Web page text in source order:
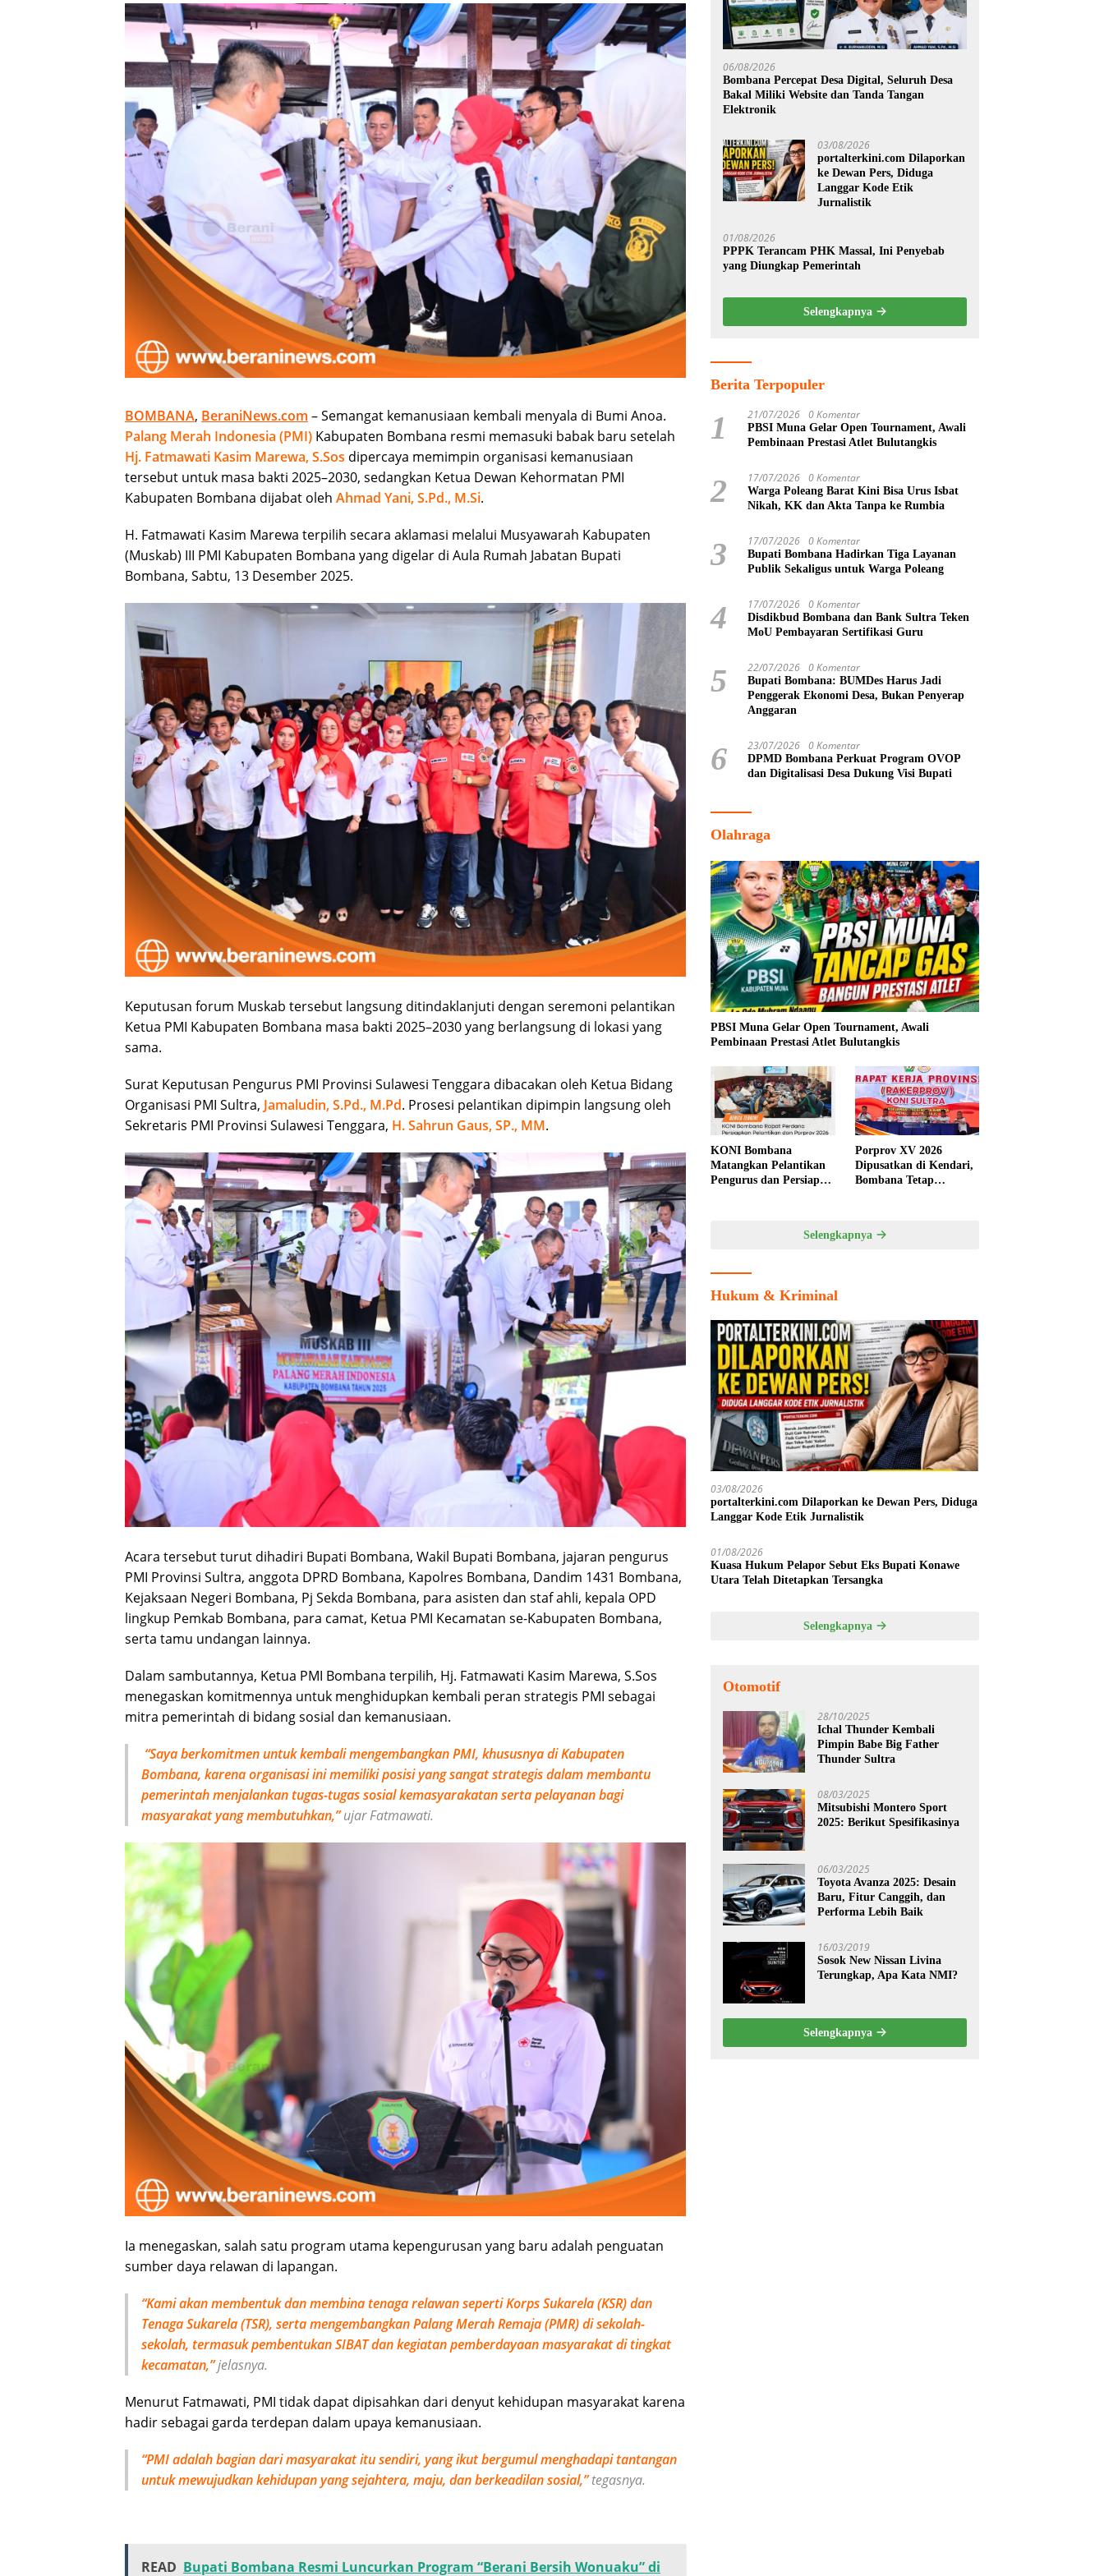
BOMBANA, BeraniNews.com – Semangat kemanusiaan kembali menyala di Bumi Anoa.
Palang Merah Indonesia (PMI) Kabupaten Bombana resmi memasuki babak baru setelah
Hj. Fatmawati Kasim Marewa, S.Sos dipercaya memimpin organisasi kemanusiaan
tersebut untuk masa bakti 2025–2030, sedangkan Ketua Dewan Kehormatan PMI
Kabupaten Bombana dijabat oleh Ahmad Yani, S.Pd., M.Si.
H. Fatmawati Kasim Marewa terpilih secara aklamasi melalui Musyawarah Kabupaten
(Muskab) III PMI Kabupaten Bombana yang digelar di Aula Rumah Jabatan Bupati
Bombana, Sabtu, 13 Desember 2025.
Keputusan forum Muskab tersebut langsung ditindaklanjuti dengan seremoni pelantikan
Ketua PMI Kabupaten Bombana masa bakti 2025–2030 yang berlangsung di lokasi yang
sama.
Surat Keputusan Pengurus PMI Provinsi Sulawesi Tenggara dibacakan oleh Ketua Bidang
Organisasi PMI Sultra, Jamaludin, S.Pd., M.Pd. Prosesi pelantikan dipimpin langsung oleh
Sekretaris PMI Provinsi Sulawesi Tenggara, H. Sahrun Gaus, SP., MM.
Acara tersebut turut dihadiri Bupati Bombana, Wakil Bupati Bombana, jajaran pengurus
PMI Provinsi Sultra, anggota DPRD Bombana, Kapolres Bombana, Dandim 1431 Bombana,
Kejaksaan Negeri Bombana, Pj Sekda Bombana, para asisten dan staf ahli, kepala OPD
lingkup Pemkab Bombana, para camat, Ketua PMI Kecamatan se-Kabupaten Bombana,
serta tamu undangan lainnya.
Dalam sambutannya, Ketua PMI Bombana terpilih, Hj. Fatmawati Kasim Marewa, S.Sos
menegaskan komitmennya untuk menghidupkan kembali peran strategis PMI sebagai
mitra pemerintah di bidang sosial dan kemanusiaan.
“Saya berkomitmen untuk kembali mengembangkan PMI, khususnya di Kabupaten
Bombana, karena organisasi ini memiliki posisi yang sangat strategis dalam membantu
pemerintah menjalankan tugas-tugas sosial kemasyarakatan serta pelayanan bagi
masyarakat yang membutuhkan,”ujar Fatmawati.
Ia menegaskan, salah satu program utama kepengurusan yang baru adalah penguatan
sumber daya relawan di lapangan.
“Kami akan membentuk dan membina tenaga relawan seperti Korps Sukarela (KSR) dan
Tenaga Sukarela (TSR), serta mengembangkan Palang Merah Remaja (PMR) di sekolah-
sekolah, termasuk pembentukan SIBAT dan kegiatan pemberdayaan masyarakat di tingkat
kecamatan,”jelasnya.
Menurut Fatmawati, PMI tidak dapat dipisahkan dari denyut kehidupan masyarakat karena
hadir sebagai garda terdepan dalam upaya kemanusiaan.
“PMI adalah bagian dari masyarakat itu sendiri, yang ikut bergumul menghadapi tantangan
untuk mewujudkan kehidupan yang sejahtera, maju, dan berkeadilan sosial,”tegasnya.
READ Bupati Bombana Resmi Luncurkan Program “Berani Bersih Wonuaku” di
06/08/2026
Bombana Percepat Desa Digital, Seluruh Desa
Bakal Miliki Website dan Tanda Tangan
Elektronik
03/08/2026
portalterkini.com Dilaporkan
ke Dewan Pers, Diduga
Langgar Kode Etik
Jurnalistik
01/08/2026
PPPK Terancam PHK Massal, Ini Penyebab
yang Diungkap Pemerintah
Selengkapnya
Berita Terpopuler
1 21/07/2026 0 Komentar
PBSI Muna Gelar Open Tournament, Awali
Pembinaan Prestasi Atlet Bulutangkis
2 17/07/2026 0 Komentar
Warga Poleang Barat Kini Bisa Urus Isbat
Nikah, KK dan Akta Tanpa ke Rumbia
3 17/07/2026 0 Komentar
Bupati Bombana Hadirkan Tiga Layanan
Publik Sekaligus untuk Warga Poleang
4 17/07/2026 0 Komentar
Disdikbud Bombana dan Bank Sultra Teken
MoU Pembayaran Sertifikasi Guru
5 22/07/2026 0 Komentar
Bupati Bombana: BUMDes Harus Jadi
Penggerak Ekonomi Desa, Bukan Penyerap
Anggaran
6 23/07/2026 0 Komentar
DPMD Bombana Perkuat Program OVOP
dan Digitalisasi Desa Dukung Visi Bupati
Olahraga
PBSI Muna Gelar Open Tournament, Awali
Pembinaan Prestasi Atlet Bulutangkis
KONI Bombana
Matangkan Pelantikan
Pengurus dan Persiapan
Porprov XV 2026
Dipusatkan di Kendari,
Bombana Tetap
Selengkapnya
Hukum & Kriminal
03/08/2026
portalterkini.com Dilaporkan ke Dewan Pers, Diduga
Langgar Kode Etik Jurnalistik
01/08/2026
Kuasa Hukum Pelapor Sebut Eks Bupati Konawe
Utara Telah Ditetapkan Tersangka
Selengkapnya
Otomotif
28/10/2025
Ichal Thunder Kembali
Pimpin Babe Big Father
Thunder Sultra
08/03/2025
Mitsubishi Montero Sport
2025: Berikut Spesifikasinya
06/03/2025
Toyota Avanza 2025: Desain
Baru, Fitur Canggih, dan
Performa Lebih Baik
16/03/2019
Sosok New Nissan Livina
Terungkap, Apa Kata NMI?
Selengkapnya